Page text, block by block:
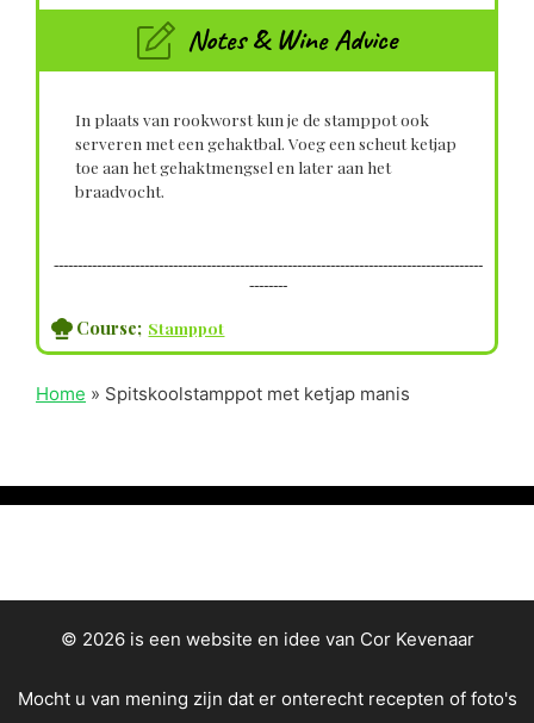
Notes & Wine Advice
In plaats van rookworst kun je de stamppot ook
serveren met een gehaktbal. Voeg een scheut ketjap
toe aan het gehaktmengsel en later aan het
braadvocht.
------------------------------------------------------------------------------------------
--------
Course; Stamppot
Home » Spitskoolstamppot met ketjap manis
© 2026 is een website en idee van Cor Kevenaar
Mocht u van mening zijn dat er onterecht recepten of foto's